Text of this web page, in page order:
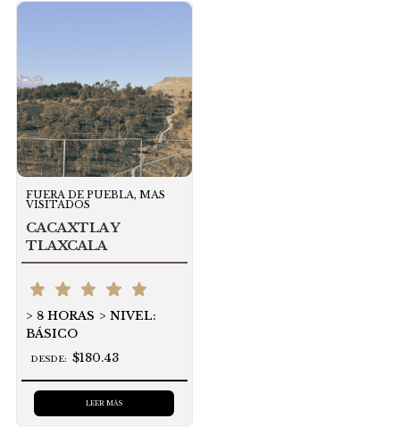
FUERA DE PUEBLA, MAS
VISITADOS
CACAXTLA Y
TLAXCALA
8 HORAS
NIVEL:
BÁSICO
DESDE: $180.43
LEER MÁS